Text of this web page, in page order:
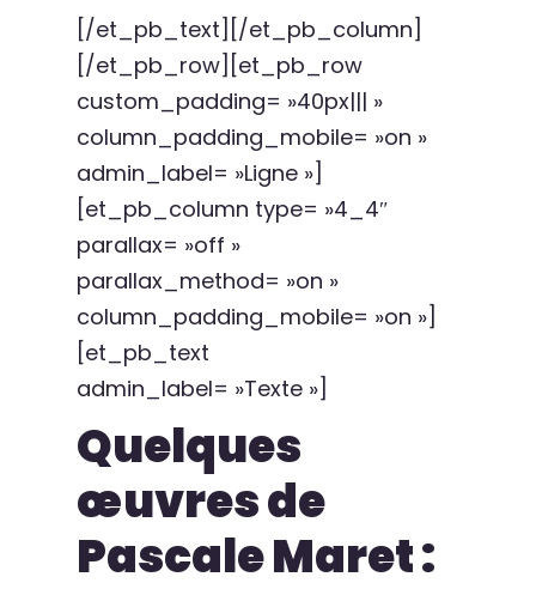
[/et_pb_text][/et_pb_column]
[/et_pb_row][et_pb_row
custom_padding= »40px||| »
column_padding_mobile= »on »
admin_label= »Ligne »]
[et_pb_column type= »4_4″
parallax= »off »
parallax_method= »on »
column_padding_mobile= »on »]
[et_pb_text
admin_label= »Texte »]
Quelques
œuvres de
Pascale Maret :